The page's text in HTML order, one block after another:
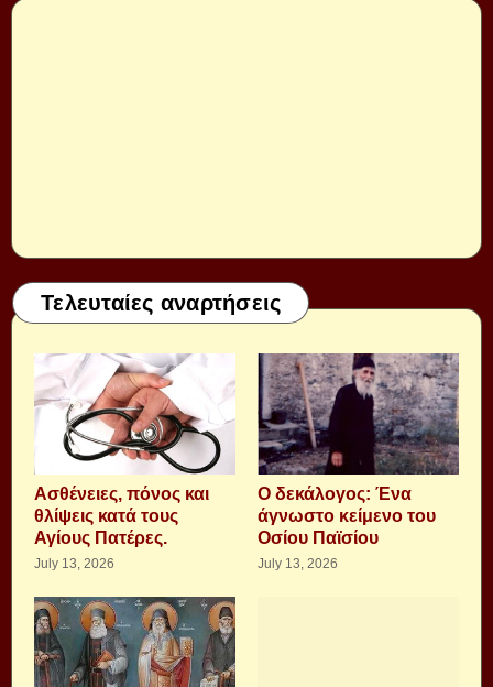
Τελευταίες αναρτήσεις
Aσθένειες, πόνος και
θλίψεις κατά τους
Αγίους Πατέρες.
July 13, 2026
Ο δεκάλογος: Ένα
άγνωστο κείμενο του
Οσίου Παϊσίου
July 13, 2026